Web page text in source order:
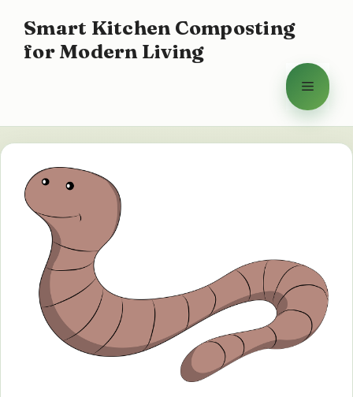
obsah
Smart Kitchen Composting
for Modern Living
Menu